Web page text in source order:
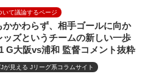
て議論するページ
かわらず、相手ゴールに向か
ズというチームの新しい一歩
G大阪vs浦和 監督コメント抜粋
が見える Jリーグ系コラムサイト